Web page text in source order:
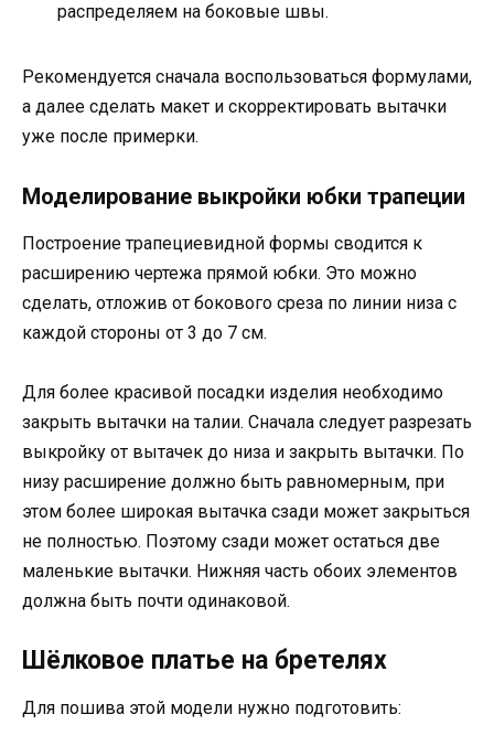
распределяем на боковые швы.
Рекомендуется сначала воспользоваться формулами,
а далее сделать макет и скорректировать вытачки
уже после примерки.
Моделирование выкройки юбки трапеции
Построение трапециевидной формы сводится к
расширению чертежа прямой юбки. Это можно
сделать, отложив от бокового среза по линии низа с
каждой стороны от 3 до 7 см.
Для более красивой посадки изделия необходимо
закрыть вытачки на талии. Сначала следует разрезать
выкройку от вытачек до низа и закрыть вытачки. По
низу расширение должно быть равномерным, при
этом более широкая вытачка сзади может закрыться
не полностью. Поэтому сзади может остаться две
маленькие вытачки. Нижняя часть обоих элементов
должна быть почти одинаковой.
Шёлковое платье на бретелях
Для пошива этой модели нужно подготовить: